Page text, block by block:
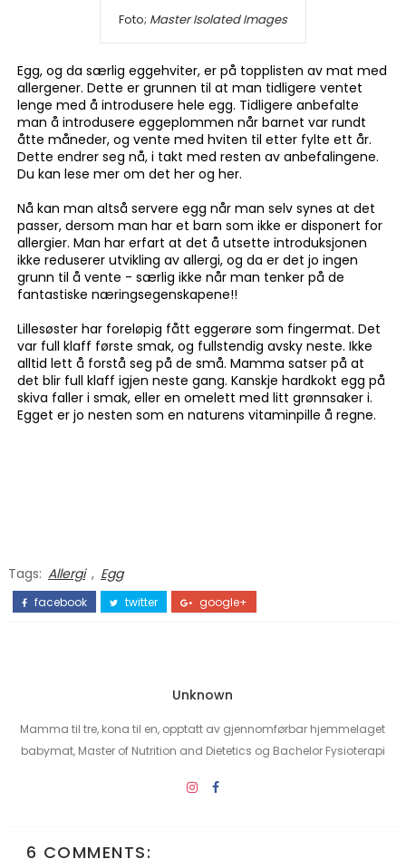
Foto; Master Isolated Images
Egg, og da særlig eggehviter, er på topplisten av mat med
allergener. Dette er grunnen til at man tidligere ventet
lenge med å introdusere hele egg. Tidligere anbefalte
man å introdusere eggeplommen når barnet var rundt
åtte måneder, og vente med hviten til etter fylte ett år.
Dette endrer seg nå, i takt med resten av anbefalingene.
Du kan lese mer om det herog her.
Nå kan man altså servere egg når man selv synes at det
passer, dersom man har et barn som ikke er disponert for
allergier. Man har erfart at det å utsette introduksjonen
ikke reduserer utvikling av allergi, og da er det jo ingen
grunn til å vente - særlig ikke når man tenker på de
fantastiske næringsegenskapene!!
Lillesøster har foreløpig fått eggerøre som fingermat. Det
var full klaff første smak, og fullstendig avsky neste. Ikke
alltid lett å forstå seg på de små. Mamma satser på at
det blir full klaff igjen neste gang. Kanskje hardkokt egg på
skiva faller i smak, eller en omelett med litt grønnsaker i.
Egget er jo nesten som en naturens vitaminpille å regne.
Tags: Allergi , Egg
facebook twitter google+
Unknown
Mamma til tre, kona til en, opptatt av gjennomførbar hjemmelaget
babymat, Master of Nutrition and Dietetics og Bachelor Fysioterapi
6 COMMENTS: